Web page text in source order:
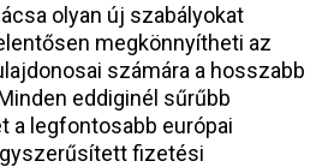
olyan új szabályokat
megkönnyítheti az
számára a hosszabb
eddiginél sűrűbb
a legfontosabb európai
fizetési